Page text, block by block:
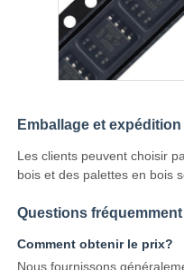
Emballage et expédition
Les clients peuvent choisir
bois et des palettes en bois
Questions
Comment obtenir le prix?
Nous fournissons